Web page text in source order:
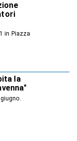
in Piazza
la